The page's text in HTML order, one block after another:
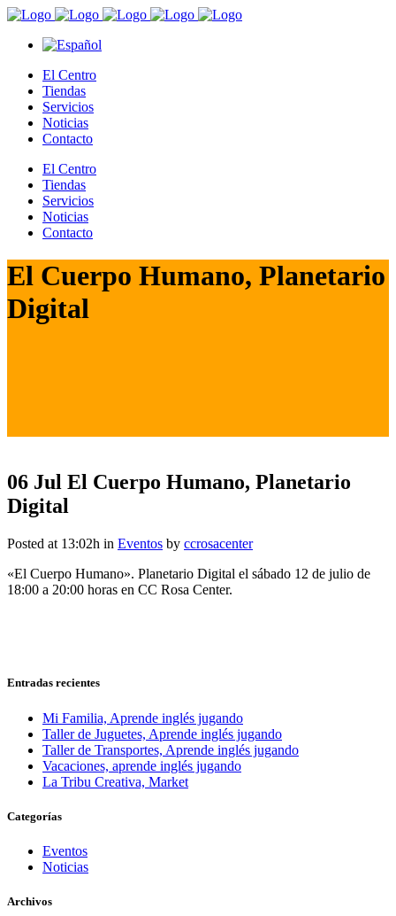
El Centro
Tiendas
Servicios
Noticias
Contacto
El Centro
Tiendas
Servicios
Noticias
Contacto
El Cuerpo Humano, Planetario
Digital
06 Jul El Cuerpo Humano, Planetario
Digital
Posted at 13:02h in Eventos by ccrosacenter
«El Cuerpo Humano». Planetario Digital el sábado 12 de julio de
18:00 a 20:00 horas en CC Rosa Center.
Entradas recientes
Mi Familia, Aprende inglés jugando
Taller de Juguetes, Aprende inglés jugando
Taller de Transportes, Aprende inglés jugando
Vacaciones, aprende inglés jugando
La Tribu Creativa, Market
Categorías
Eventos
Noticias
Archivos